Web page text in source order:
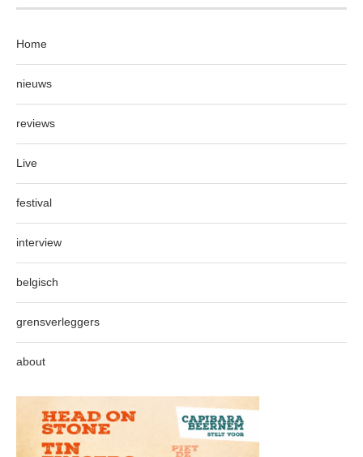
Home
nieuws
reviews
Live
festival
interview
belgisch
grensverleggers
about